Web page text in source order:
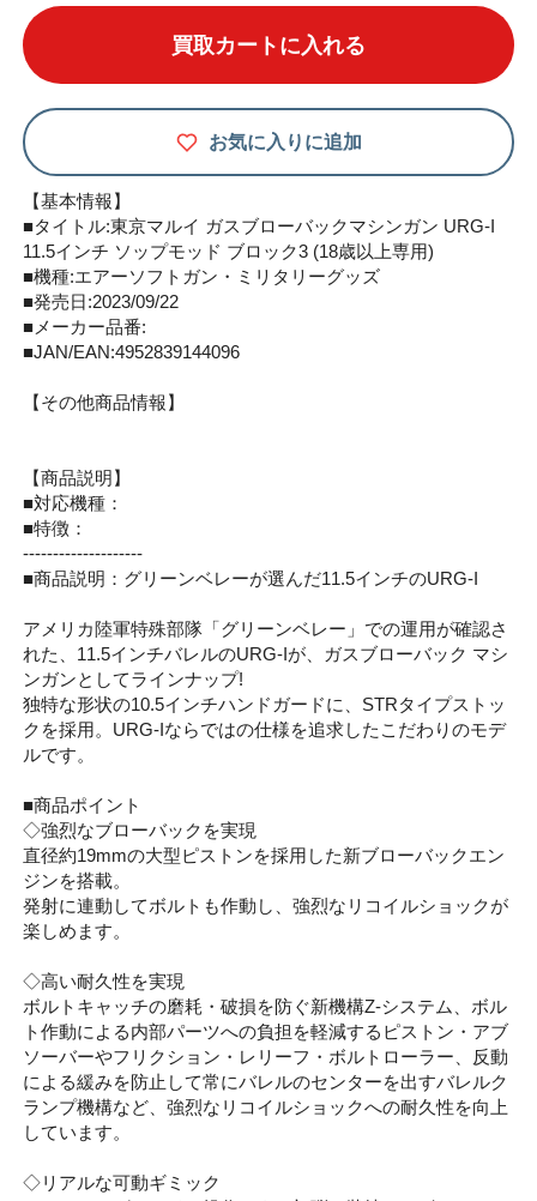
買取カートに入れる
お気に入りに追加
【基本情報】
■タイトル:東京マルイ ガスブローバックマシンガン URG-I
11.5インチ ソップモッド ブロック3 (18歳以上専用)
■機種:エアーソフトガン・ミリタリーグッズ
■発売日:2023/09/22
■メーカー品番:
■JAN/EAN:4952839144096
【その他商品情報】
【商品説明】
■対応機種：
■特徴：
--------------------
■商品説明：グリーンベレーが選んだ11.5インチのURG-I
アメリカ陸軍特殊部隊「グリーンベレー」での運用が確認さ
れた、11.5インチバレルのURG-Iが、ガスブローバック マシ
ンガンとしてラインナップ!
独特な形状の10.5インチハンドガードに、STRタイプストッ
クを採用。URG-Iならではの仕様を追求したこだわりのモデ
ルです。
■商品ポイント
◇強烈なブローバックを実現
直径約19mmの大型ピストンを採用した新ブローバックエン
ジンを搭載。
発射に連動してボルトも作動し、強烈なリコイルショックが
楽しめます。
◇高い耐久性を実現
ボルトキャッチの磨耗・破損を防ぐ新機構Z-システム、ボル
ト作動による内部パーツへの負担を軽減するピストン・アブ
ソーバーやフリクション・レリーフ・ボルトローラー、反動
による緩みを防止して常にバレルのセンターを出すバレルク
ランプ機構など、強烈なリコイルショックへの耐久性を向上
しています。
◇リアルな可動ギミック